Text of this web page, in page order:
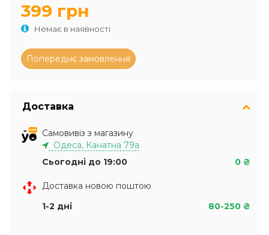
399 грн
Немає в наявності
Доставка
Самовивіз з магазину
Одеса, Канатна 79а
Сьогодні до 19:00
0 ₴
Доставка новою поштою
1-2 дні
80-250 ₴